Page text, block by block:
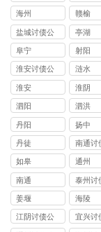
司
司
海州 赣榆
盐城讨债公
司
亭湖
阜宁 射阳
淮安讨债公
司
涟水
淮安 淮阴
泗阳 泗洪
丹阳 扬中
丹徒
南通讨
司
如皋 通州
南通
泰州讨
司
姜堰 海陵
江阴讨债公
宜兴讨